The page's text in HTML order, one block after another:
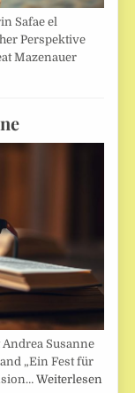
Safae el
Perspektive
Mazenauer
Susanne
„Ein Fest für
Weiterlesen